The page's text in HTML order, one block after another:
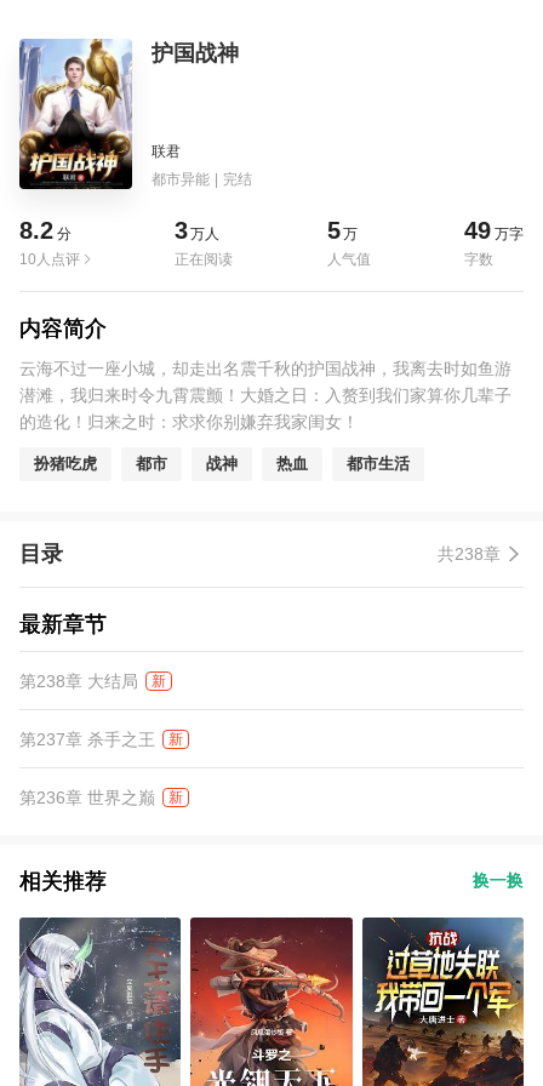
护国战神
联君
都市异能 | 完结
8.2 分
10人点评
3万人
正在阅读
5万
人气值
49 万字
字数
内容简介
云海不过一座小城，却走出名震千秋的护国战神，我离去时如鱼游
潜滩，我归来时令九霄震颤！大婚之日：入赘到我们家算你几辈子
的造化！归来之时：求求你别嫌弃我家闺女！
扮猪吃虎 都市 战神 热血 都市生活
目录 共238章
最新章节
第238章 大结局 新
第237章 杀手之王 新
第236章 世界之巅 新
相关推荐 换一换